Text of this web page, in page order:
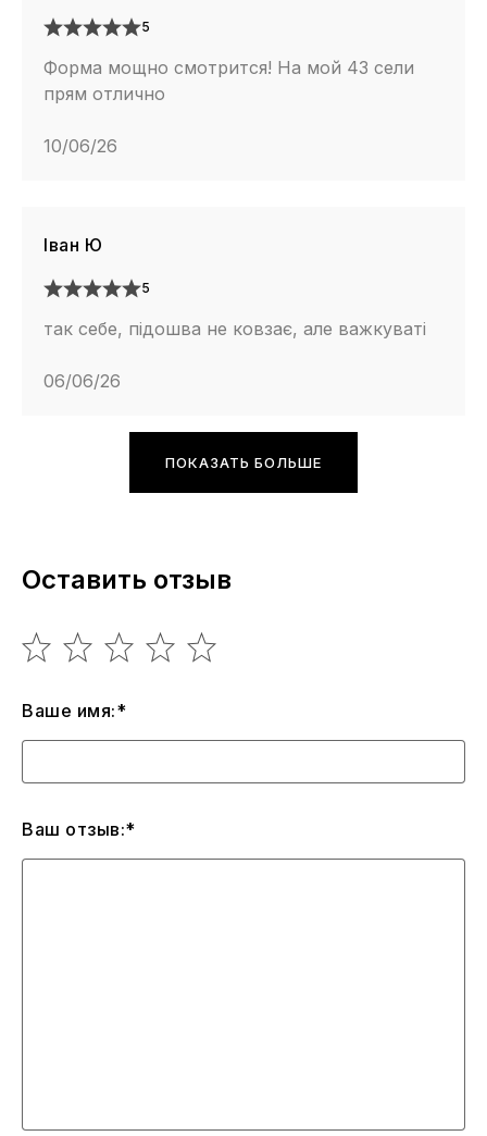
5
Форма мощно смотрится! На мой 43 сели
прям отлично
10/06/26
Іван Ю
5
так себе, підошва не ковзає, але важкуваті
06/06/26
ПОКАЗАТЬ БОЛЬШЕ
Оставить отзыв
Ваше имя:*
Ваш отзыв:*